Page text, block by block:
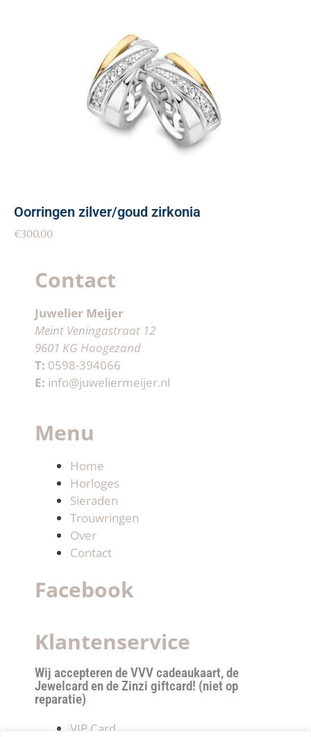
Oorringen zilver/goud zirkonia
€300.00
Contact
Juwelier Meijer
Meint Veningastraat 12
9601 KG Hoogezand
T: 0598-394066
E: info@juweliermeijer.nl
Menu
Home
Horloges
Sieraden
Trouwringen
Over
Contact
Facebook
Klantenservice
Wij accepteren de VVV cadeaukaart, de
Jewelcard en de Zinzi giftcard! (niet op
reparatie)
VIP Card